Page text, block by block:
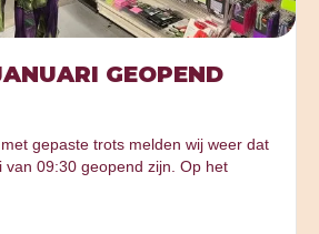
GEOPEND
gepaste trots melden wij weer dat
van 09:30 geopend zijn. Op het